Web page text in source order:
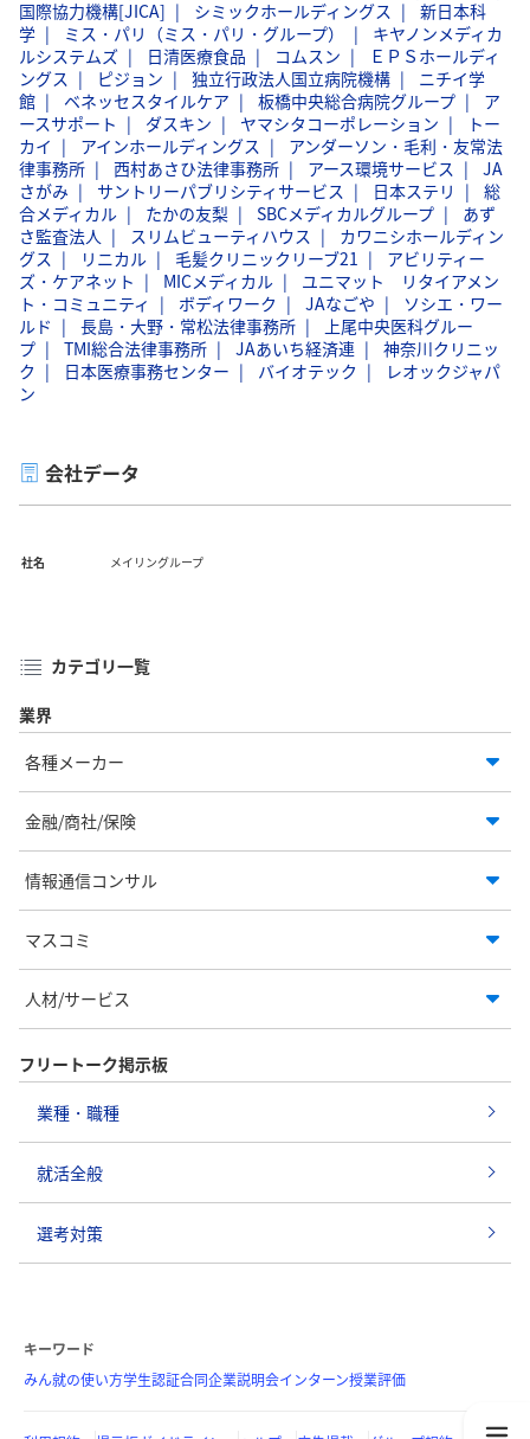
国際協力機構[JICA]
シミックホールディングス
新日本科
学
ミス・パリ（ミス・パリ・グループ）
キヤノンメディカ
ルシステムズ
日清医療食品 コムスン
ＥＰＳホールディ
ングス
ピジョン 独立行政法人国立病院機構
ニチイ学
館
ベネッセスタイルケア 板橋中央総合病院グループ
ア
ースサポート
ダスキン ヤマシタコーポレーション
トー
カイ
アインホールディングス
アンダーソン・毛利・友常法
律事務所
西村あさひ法律事務所 アース環境サービス
JA
さがみ
サントリーパブリシティサービス 日本ステリ
総
合メディカル
たかの友梨 SBCメディカルグループ
あず
さ監査法人
スリムビューティハウス
カワニシホールディン
グス
リニカル 毛髪クリニックリーブ21
アビリティー
ズ・ケアネット
MICメディカル
ユニマット リタイアメン
ト・コミュニティ
ボディワーク JAなごや
ソシエ・ワー
ルド
長島・大野・常松法律事務所
上尾中央医科グルー
プ
TMI総合法律事務所 JAあいち経済連
神奈川クリニッ
ク
日本医療事務センター バイオテック
レオックジャパ
ン
会社データ
社名 メイリングループ
カテゴリ一覧
業界
各種メーカー
金融/商社/保険
情報通信コンサル
マスコミ
人材/サービス
フリートーク掲示板
業種・職種
就活全般
選考対策
キーワード
みん就の使い方学生認証合同企業説明会インターン授業評価